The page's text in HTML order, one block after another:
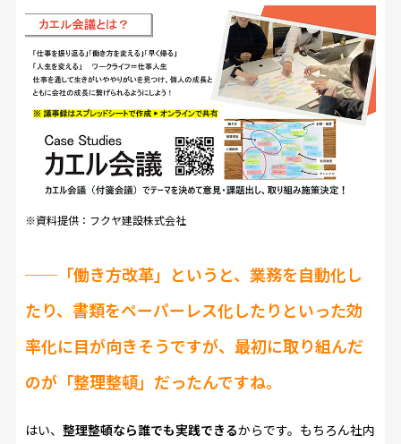
※資料提供：フクヤ建設株式会社
──「働き方改革」というと、業務を自動化し
たり、書類をペーパーレス化したりといった効
率化に目が向きそうですが、最初に取り組んだ
のが「整理整頓」だったんですね。
はい、 整理整頓なら誰でも実践できるからです。もちろん社内